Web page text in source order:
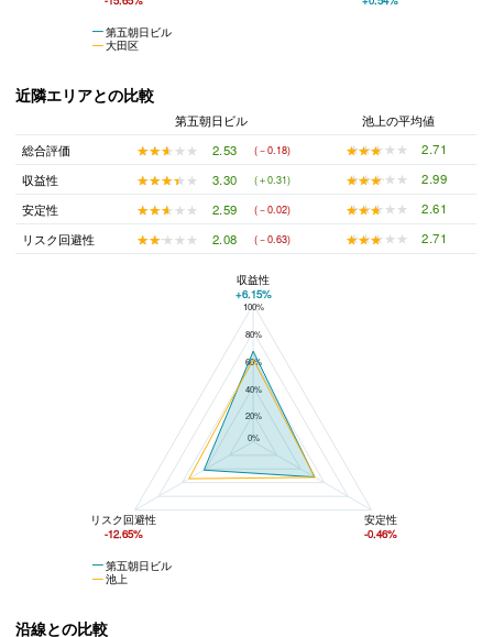
第五朝日ビル
大田区
近隣エリアとの比較
第五朝日ビル
池上の平均値
総合評価
★★★★★
★★★★★ 2.53 (－0.18) ★★★★★
★★★★★
2.71
収益性
★★★★★
★★★★★ 3.30 (＋0.31) ★★★★★
★★★★★
2.99
安定性
★★★★★
★★★★★ 2.59 (－0.02) ★★★★★
★★★★★
2.61
リスク回避性
★★★★★
★★★★★ 2.08 (－0.63) ★★★★★
★★★★★ 2.71
第五朝日ビルと池上の平均値の総合評価の比較
100%
80%
60%
40%
20%
0%
第五朝日ビル
池上
収益性
+6.15%
リスク回避性
-12.65%
安定性
-0.46%
沿線との比較